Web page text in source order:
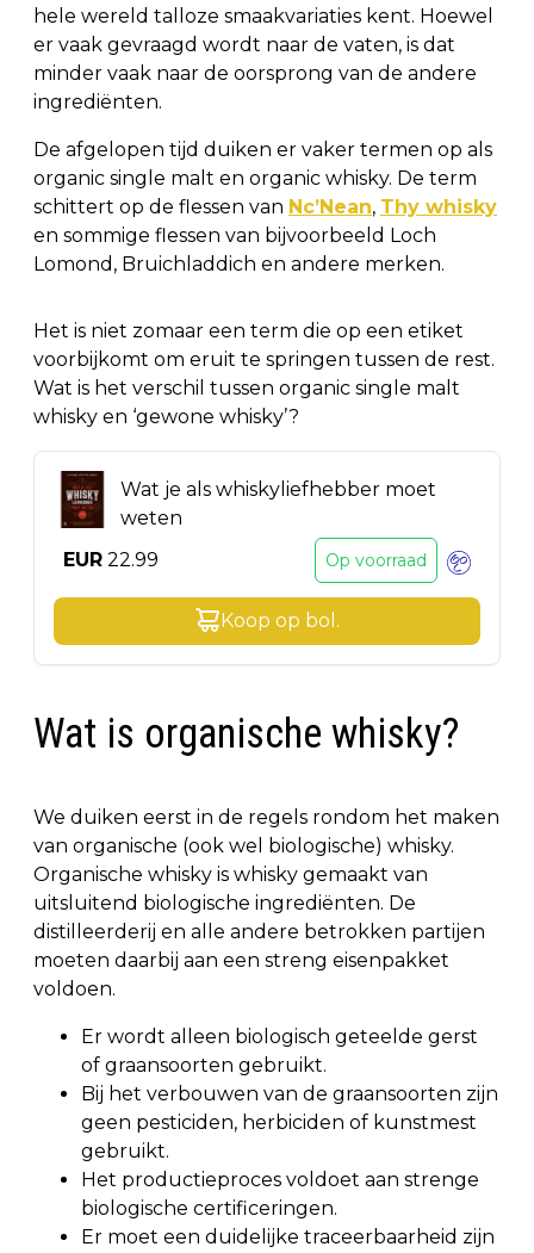
hele wereld talloze smaakvariaties kent. Hoewel
er vaak gevraagd wordt naar de vaten, is dat
minder vaak naar de oorsprong van de andere
ingrediënten.
De afgelopen tijd duiken er vaker termen op als
organic single malt en organic whisky. De term
schittert op de flessen van Nc’Nean, Thy whisky
en sommige flessen van bijvoorbeeld Loch
Lomond, Bruichladdich en andere merken.
Het is niet zomaar een term die op een etiket
voorbijkomt om eruit te springen tussen de rest.
Wat is het verschil tussen organic single malt
whisky en ‘gewone whisky’?
Wat je als whiskyliefhebber moet
weten
EUR 22.99 Op voorraad
Koop op bol .
Wat is organische whisky?
We duiken eerst in de regels rondom het maken
van organische (ook wel biologische) whisky.
Organische whisky is whisky gemaakt van
uitsluitend biologische ingrediënten. De
distilleerderij en alle andere betrokken partijen
moeten daarbij aan een streng eisenpakket
voldoen.
Er wordt alleen biologisch geteelde gerst
of graansoorten gebruikt.
Bij het verbouwen van de graansoorten zijn
geen pesticiden, herbiciden of kunstmest
gebruikt.
Het productieproces voldoet aan strenge
biologische certificeringen.
Er moet een duidelijke traceerbaarheid zijn